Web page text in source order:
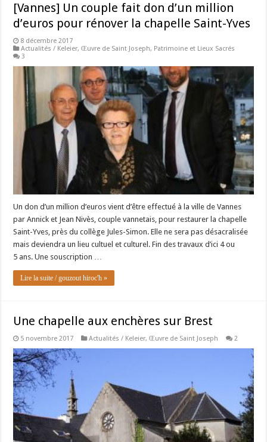
[Vannes] Un couple fait don d’un million
d’euros pour rénover la chapelle Saint-Yves
8 décembre 2017
Actualités / Keleier,Œuvre de Saint Joseph, Patrimoine et Lieux Sacrés
3
Un don d’un million d’euros vient d’être effectué à la ville de Vannes
par Annick et Jean Nivès, couple vannetais, pour restaurer la chapelle
Saint-Yves, près du collège Jules-Simon. Elle ne sera pas désacralisée
mais deviendra un lieu cultuel et culturel. Fin des travaux d’ici 4 ou
5 ans. Une souscription …
Lire la suite / gouzout hiroc'h »
Une chapelle aux enchères sur Brest
5 novembre 2017 Actualités / Keleier,Œuvre de Saint Joseph 2